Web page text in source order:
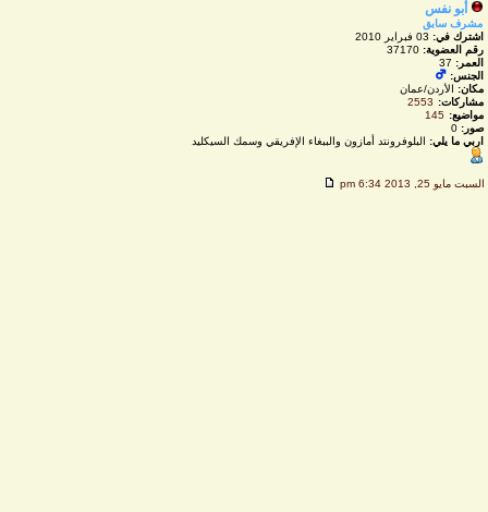
أبو نفس
مشرف سابق
اشترك في:03 فبراير 2010
رقم العضوية:37170
العمر: 37
الجنس:
مكان:الأردن/عمان
مشاركات:
2553
مواضيع:
145
صور: 0
اربي ما يلي:البلوفرونتد أمازون والببغاء الإفريقي وسمك السيكليد
السبت مايو 25, 2013 6:34 pm